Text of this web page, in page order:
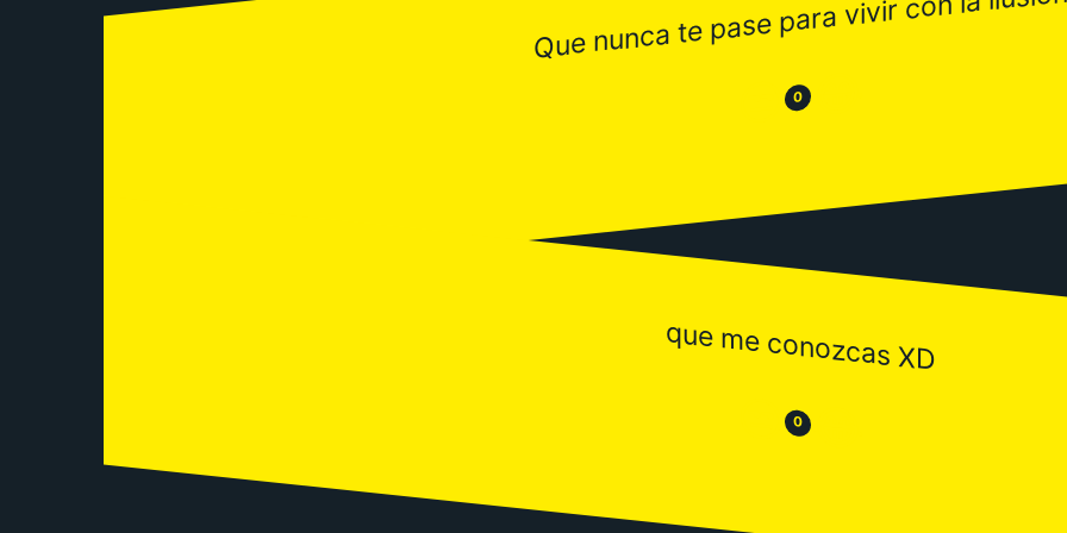
Que nunca te pase para vivir con la ilusión
😒 0 😂
que me conozcas XD
😒 0 😂